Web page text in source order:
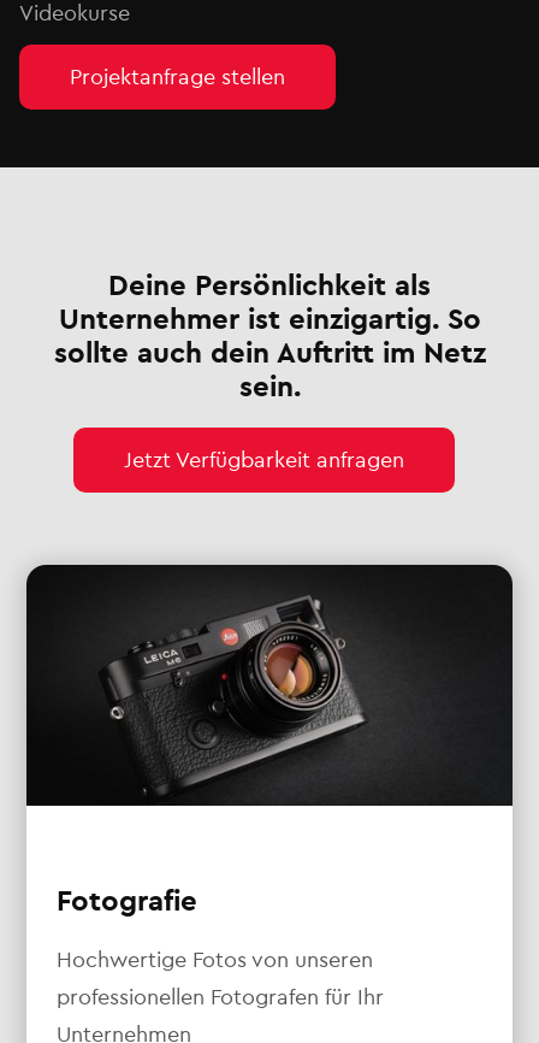
Videokurse
Projektanfrage stellen
Deine Persönlichkeit als
Unternehmer ist einzigartig. So
sollte auch dein Auftritt im Netz
sein.
Jetzt Verfügbarkeit anfragen
Fotografie
Hochwertige Fotos von unseren
professionellen Fotografen für Ihr
Unternehmen